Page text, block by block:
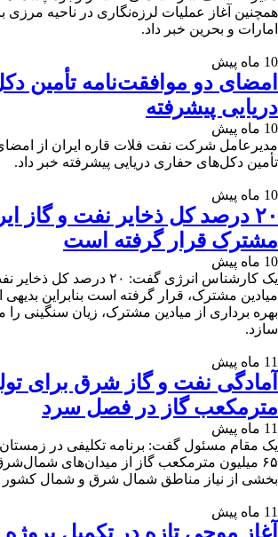
همچنین آغاز عملیات لرزه‌نگاری در ناحیه مرزی
امارات و بحرین خبر داد.
10 ماه پیش
امضای دو موافقت‌نامه تأمین
دریایی پیشرفته
10 ماه پیش
مدیرعامل شرکت نفت فلات قاره ایران از
تأمین دکل‌های حفاری دریایی پیشرفته خبر داد.
10 ماه پیش
۲۰ درصد کل ذخایر نفت و گاز
مشترک قرار گرفته است
10 ماه پیش
یک کارشناس انرژی گفت: ۲۰ درصد
میادین مشترک، قرار گرفته است بنابراین بدیهی
بهره برداری از میادین مشترک، زیان سنگینی
سازد.
11 ماه پیش
مترمکعب گاز در فصل سرد
11 ماه پیش
یک مقام مسئول گفت: برنامه تکلیفی در زمستان
۶۵ میلیون مترمکعب گاز از میدان‌های
بخشی از نیاز مناطق شمال شرق و شمال کشور
11 ماه پیش